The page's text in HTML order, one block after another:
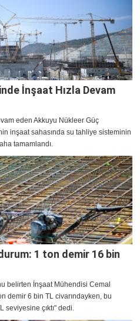
İnşaat Hızla Devam
eden Akkuyu Nükleer Güç
inşaat sahasında su tahliye sisteminin
tamamlandı.
1 ton demir 16 bin
belirten İnşaat Mühendisi Cemal
demir 6 bin TL civarındayken, bu
seviyesine çıktı" dedi.